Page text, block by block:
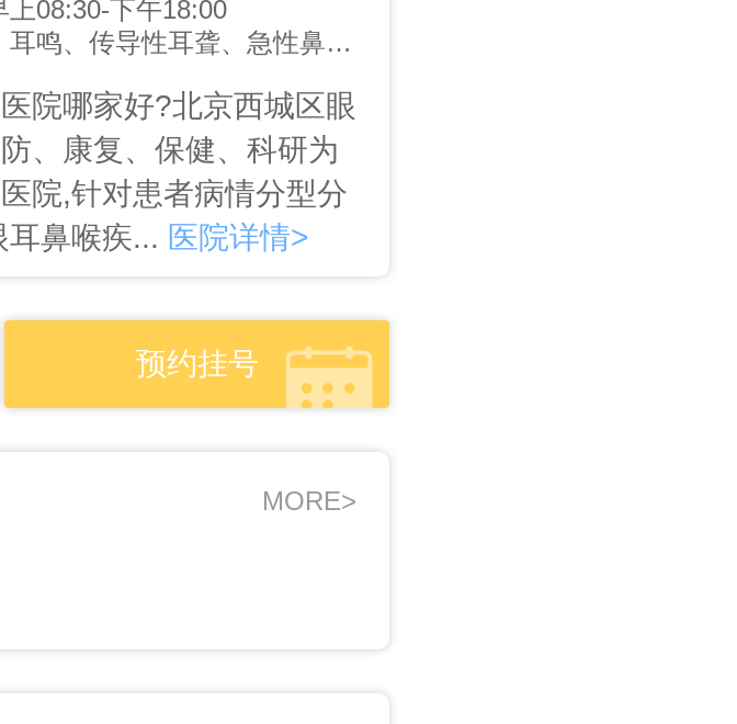
上08:30-下午18:00
擅长：耳聋、耳鸣、传导性耳聋、急性鼻炎、慢性鼻炎、鼻窦炎、慢性咽炎、急性咽炎、急性扁桃体炎
院哪家好?北京西城区眼
、康复、保健、科研为
院,针对患者病情分型分
鼻喉疾... 医院详情>
预约挂号
MORE>